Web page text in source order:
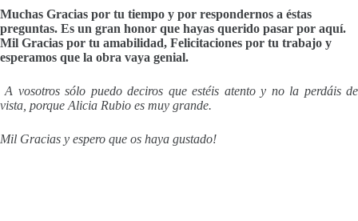
Muchas Gracias por tu tiempo y por respondernos a éstas
preguntas. Es un gran honor que hayas querido pasar por aquí.
Mil Gracias por tu amabilidad, Felicitaciones por tu trabajo y
esperamos que la obra vaya genial.
A vosotros sólo puedo deciros que estéis atento y no la perdáis de
vista, porque Alicia Rubio es muy grande.
Mil Gracias y espero que os haya gustado!